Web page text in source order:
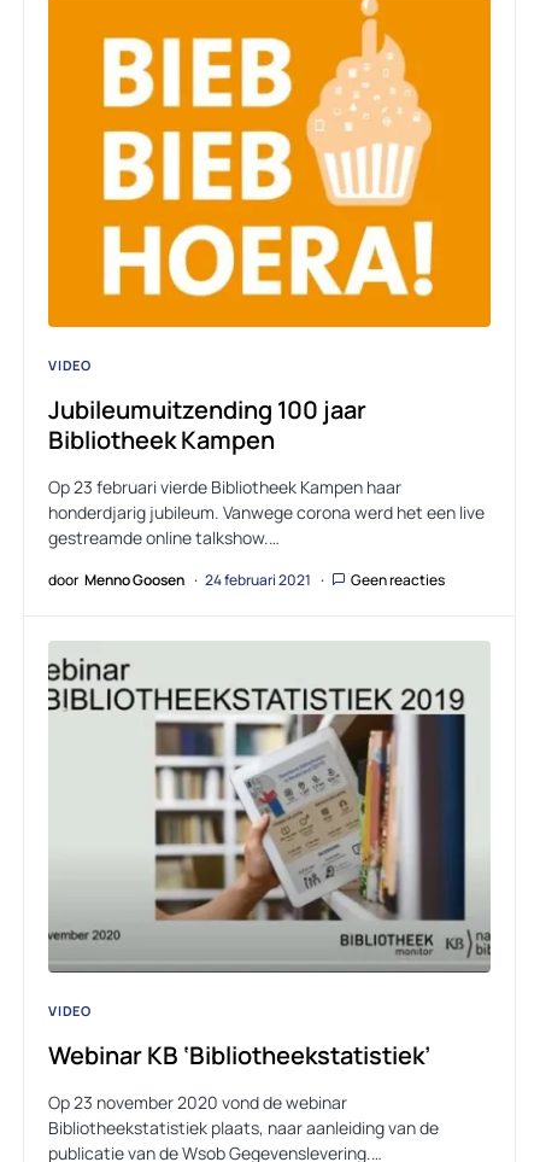
VIDEO
Jubileumuitzending 100 jaar
Bibliotheek Kampen
Op 23 februari vierde Bibliotheek Kampen haar
honderdjarig jubileum. Vanwege corona werd het een live
gestreamde online talkshow.…
door Menno Goosen 24 februari 2021 Geen reacties
VIDEO
Webinar KB ‘Bibliotheekstatistiek’
Op 23 november 2020 vond de webinar
Bibliotheekstatistiek plaats, naar aanleiding van de
publicatie van de Wsob Gegevenslevering.…